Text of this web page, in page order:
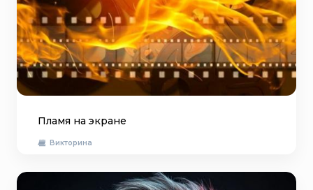
Пламя на экране
Викторина